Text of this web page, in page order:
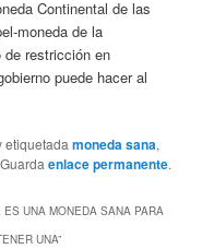
Continental de las
moneda de la
restricción en
puede hacer al
etiquetadamoneda sana,
enlace permanente.
UNA MONEDA SANA PARA
UNA”